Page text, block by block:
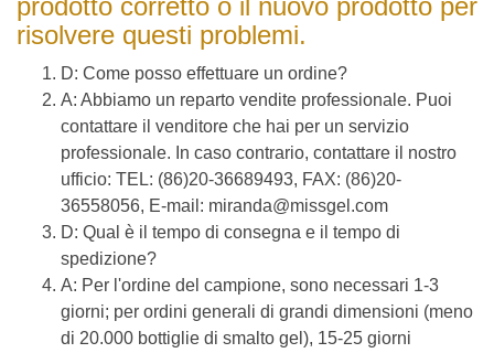
prodotto corretto o il nuovo prodotto per
risolvere questi problemi.
D: Come posso effettuare un ordine?
A: Abbiamo un reparto vendite professionale. Puoi
contattare il venditore che hai per un servizio
professionale. In caso contrario, contattare il nostro
ufficio: TEL: (86)20-36689493, FAX: (86)20-
36558056, E-mail: miranda@missgel.com
D: Qual è il tempo di consegna e il tempo di
spedizione?
A: Per l'ordine del campione, sono necessari 1-3
giorni; per ordini generali di grandi dimensioni (meno
di 20.000 bottiglie di smalto gel), 15-25 giorni